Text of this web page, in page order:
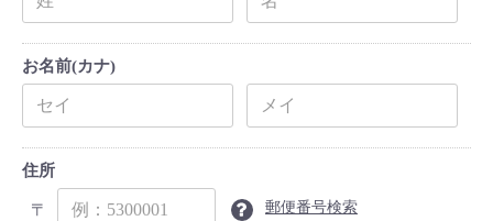
お名前(カナ)
住所
〒 郵便番号検索